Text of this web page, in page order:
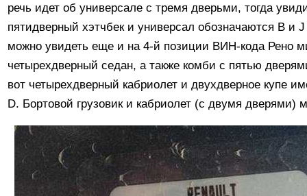
речь идет об универсале с тремя дверьми, тогда
пятидверный хэтчбек и универсал обозначаются В и
можно увидеть еще и на 4-й позиции ВИН-кода Рено
четырехдверный седан, а также комби с пятью
вот четырехдверный кабриолет и двухдверное купе
D. Бортовой грузовик и кабриолет (с двумя дверями)